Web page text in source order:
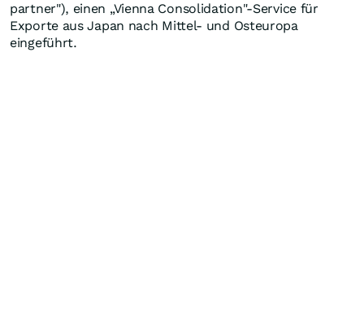
partner"), einen „Vienna Consolidation"-Service für
Exporte ausJapan nach Mittel- und Osteuropa
eingeführt.